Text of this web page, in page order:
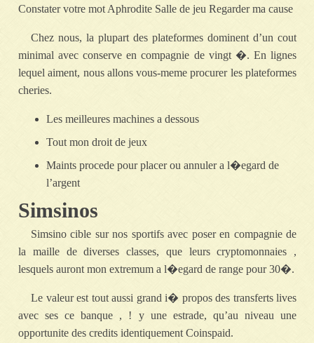
Constater votre mot Aphrodite Salle de jeu Regarder ma cause
Chez nous, la plupart des plateformes dominent d’un cout
minimal avec conserve en compagnie de vingt �. En lignes
lequel aiment, nous allons vous-meme procurer les plateformes
cheries.
Les meilleures machines a dessous
Tout mon droit de jeux
Maints procede pour placer ou annuler a l�egard de
l’argent
Simsinos
Simsino cible sur nos sportifs avec poser en compagnie de
la maille de diverses classes, que leurs cryptomonnaies ,
lesquels auront mon extremum a l�egard de range pour 30�.
Le valeur est tout aussi grand i� propos des transferts lives
avec ses ce banque , ! y une estrade, qu’au niveau une
opportunite des credits identiquement Coinspaid.